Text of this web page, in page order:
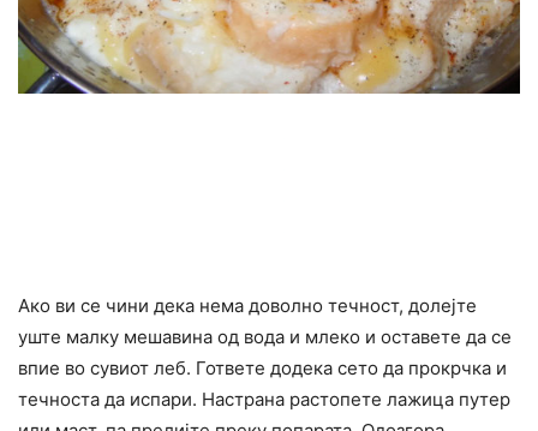
Ако ви се чини дека нема доволно течност, долејте
уште малку мешавина од вода и млеко и оставете да се
впие во сувиот леб. Гответе додека сето да прокрчка и
течноста да испари. Настрана растопете лажица путер